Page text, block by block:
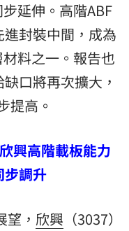
延伸。高階ABF
封裝中間，成為
料之一。報告也
口將再次擴大，
提高。
興高階載板能力
步調升
， 欣興 （3037）